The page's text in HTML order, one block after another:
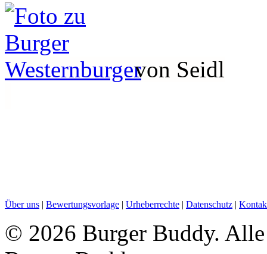
von Seidl
Über uns | Bewertungsvorlage | Urheberrechte | Datenschutz |
© 2026 Burger Buddy.